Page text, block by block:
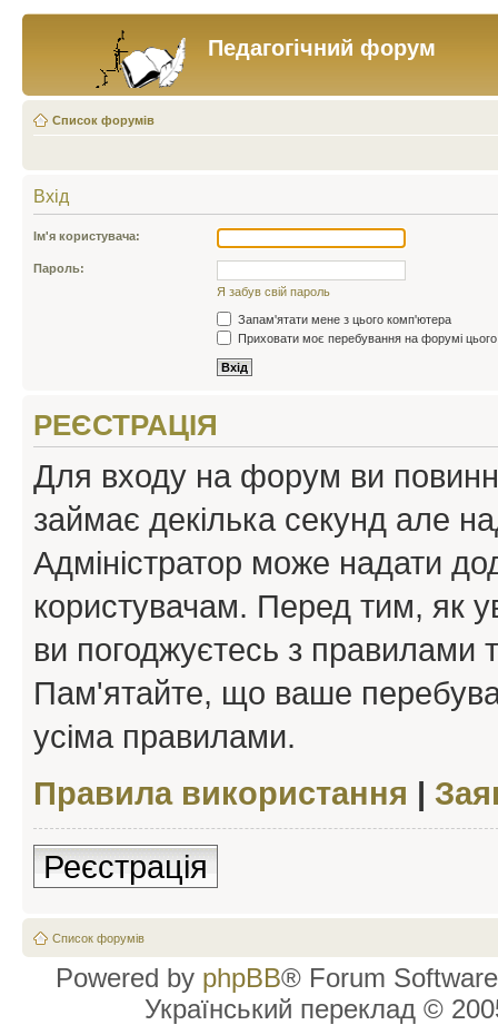
Педагогічний форум
Список форумів
Вхід
Ім'я користувача:
Пароль:
Я забув свій пароль
Запам'ятати мене з цього комп'ютера
Приховати моє перебування на форумі
РЕЄСТРАЦІЯ
Для входу на форум ви
займає декілька секунд але
Адміністратор може надати
користувачам. Перед тим, як
ви погоджуєтесь з правилами
Пам'ятайте, що ваше
усіма правилами.
Правила використання |
Реєстрація
Список форумів
Powered by phpBB® Forum
Український переклад ©